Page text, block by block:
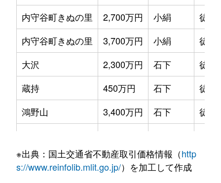
内守谷町きぬの里
2,700万円 小絹
徒歩
内守谷町きぬの里
3,700万円 小絹
徒歩
大沢
2,300万円 石下
徒歩
蔵持
450万円 石下
徒歩
鴻野山
3,400万円 石下
徒歩
坂手町
300万円 水海道
※出典：国土交通省不動産取引価格情報（http
s://www.reinfolib.mlit.go.jp/）を加工して作成